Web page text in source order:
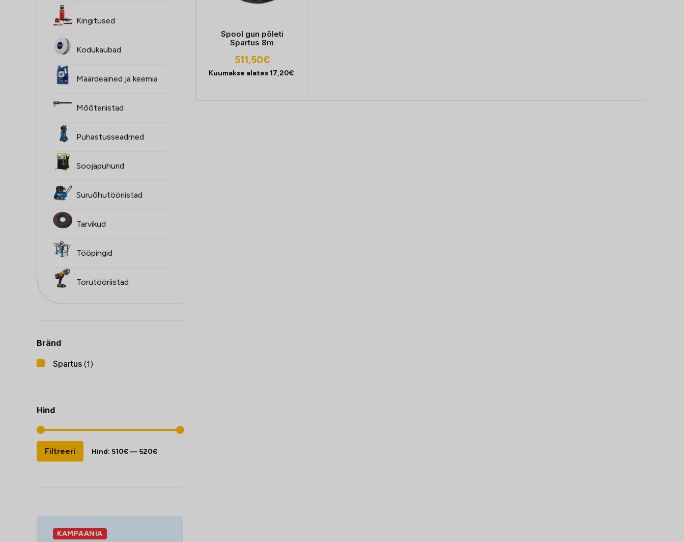
Kingitused
Kodukaubad
Määrdeained ja keemia
Mõõteriistad
Puhastusseadmed
Soojapuhurid
Suruõhutööriistad
Tarvikud
Tööpingid
Torutööriistad
Bränd
Spartus (1)
Hind
Minimaalne
hind
Maksimaalne
hind
Filtreeri Hind: 510€— 520€
KAMPAANIA
Spool gun põleti
Spartus 8m
511,50€
Kuumakse alates 17,20€